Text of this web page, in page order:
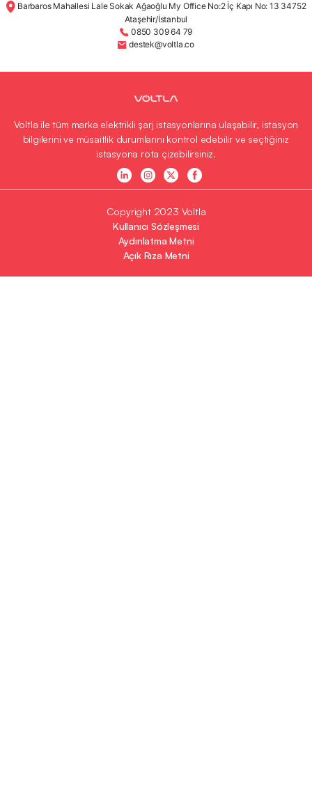
Barbaros Mahallesi Lale Sokak Ağaoğlu My Office No:2 İç Kapı No: 13 34752
Ataşehir/İstanbul
0850 309 64 79
destek@voltla.co
Voltla ile tüm marka elektrikli şarj istasyonlarına ulaşabilir, istasyon
bilgilerini ve müsaitlik durumlarını kontrol edebilir ve seçtiğiniz
istasyona rota çizebilirsiniz.
Copyright 2023 Voltla
Kullanıcı Sözleşmesi
Aydınlatma Metni
Açık Rıza Metni